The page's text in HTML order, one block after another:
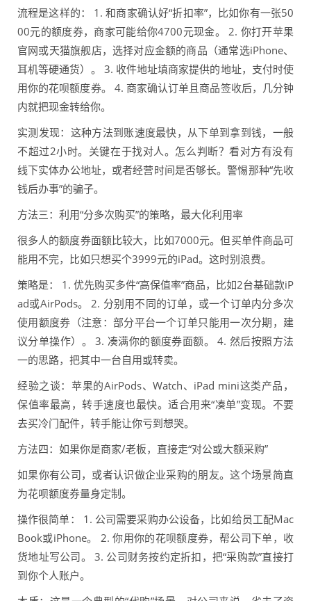
流程是这样的： 1. 和商家确认好“折扣率”，比如你有一张50
00元的额度券，商家可能给你4700元现金。 2. 你打开苹果
官网或天猫旗舰店，选择对应金额的商品（通常选iPhone、
耳机等硬通货）。 3. 收件地址填商家提供的地址，支付时使
用你的花呗额度券。 4. 商家确认订单且商品签收后，几分钟
内就把现金转给你。
实测发现：这种方法到账速度最快，从下单到拿到钱，一般
不超过2小时。关键在于找对人。怎么判断？看对方有没有
线下实体办公地址，或者经营时间是否够长。警惕那种“先收
钱后办事”的骗子。
方法三：利用“分多次购买”的策略，最大化利用率
很多人的额度券面额比较大，比如7000元。但买单件商品可
能用不完，比如只想买个3999元的iPad。这时别浪费。
策略是： 1. 优先购买多件“高保值率”商品，比如2台基础款iP
ad或AirPods。 2. 分别用不同的订单，或一个订单内分多次
使用额度券（注意：部分平台一个订单只能用一次分期，建
议分单操作）。 3. 凑满你的额度券面额。 4. 然后按照方法
一的思路，把其中一台自用或转卖。
经验之谈：苹果的AirPods、Watch、iPad mini这类产品，
保值率最高，转手速度也最快。适合用来“凑单”变现。不要
去买冷门配件，转手能让你亏到想哭。
方法四：如果你是商家/老板，直接走“对公或大额采购”
如果你有公司，或者认识做企业采购的朋友。这个场景简直
为花呗额度券量身定制。
操作很简单： 1. 公司需要采购办公设备，比如给员工配Mac
Book或iPhone。 2. 你用你的花呗额度券，帮公司下单，收
货地址写公司。 3. 公司财务按约定折扣，把“采购款”直接打
到你个人账户。